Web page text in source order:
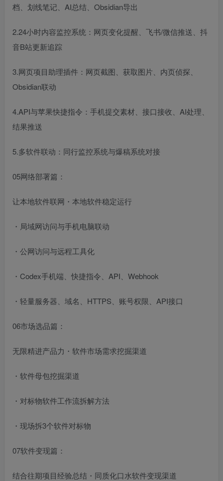
档、划线笔记、AI总结、Obsidian导出
2.24小时内容监控系统：网页变化提醒、飞书/微信推送、抖
音B站更新追踪
3.网页项目助理插件：网页截图、获取图片、内页侦探、
Obsidian联动
4.API与苹果快捷指令：手机提交素材、接口接收、AI处理、
结果推送
5.多软件联动：同行监控系统与爆稿系统对接
05网络部署篇：
让本地软件联网・本地软件稳定运行
・局域网访问与手机电脑联动
・公网访问与远程工具化
・Codex手机端、快捷指令、API、Webhook
・轻量服务器、域名、HTTPS、账号权限、API接口
06市场选品篇：
无限精进产品力・软件市场需求挖掘渠道
・软件母包挖掘渠道
・对标物软件工作流拆解方法
・现场拆3个软件对标物
07软件变现篇：
结合往期项目经验总结・同质化口水软件变现渠道